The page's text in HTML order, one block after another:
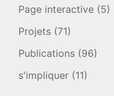
Page interactive (5)
Projets (71)
Publications (96)
s'impliquer (11)